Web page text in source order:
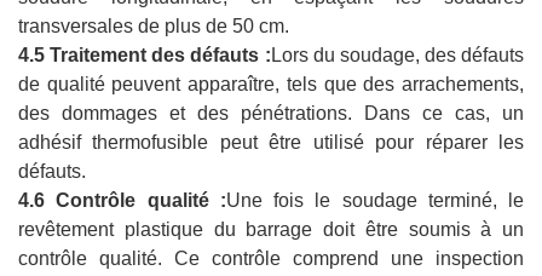
transversales de plus de 50 cm.
4.5 Traitement des défauts : Lors du soudage, des défauts
de qualité peuvent apparaître, tels que des arrachements,
des dommages et des pénétrations. Dans ce cas, un
adhésif thermofusible peut être utilisé pour réparer les
défauts.
4.6 Contrôle qualité :Une fois le soudage terminé, le
revêtement plastique du barrage doit être soumis à un
contrôle qualité. Ce contrôle comprend une inspection